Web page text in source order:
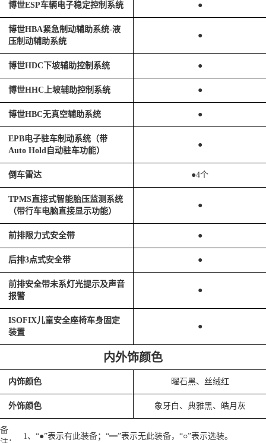
博世ESP车辆电子稳定控制系统 ●
博世HBA紧急制动辅助系统-液
压制动辅助系统
●
博世HDC下坡辅助控制系统 ●
博世HHC上坡辅助控制系统 ●
博世HBC无真空辅助系统 ●
EPB电子驻车制动系统（带
Auto Hold自动驻车功能）
●
倒车雷达 ●4个
TPMS直接式智能胎压监测系统
（带行车电脑直接显示功能）
●
前排限力式安全带 ●
后排3点式安全带 ●
前排安全带未系灯光提示及声音
报警
●
ISOFIX儿童安全座椅车身固定
装置
●
内外饰颜色
内饰颜色 曜石黑、丝绒红
外饰颜色 象牙白、典雅黑、皓月灰
备
1、“●”表示有此装备；“━”表示无此装备，“○”表示选装。